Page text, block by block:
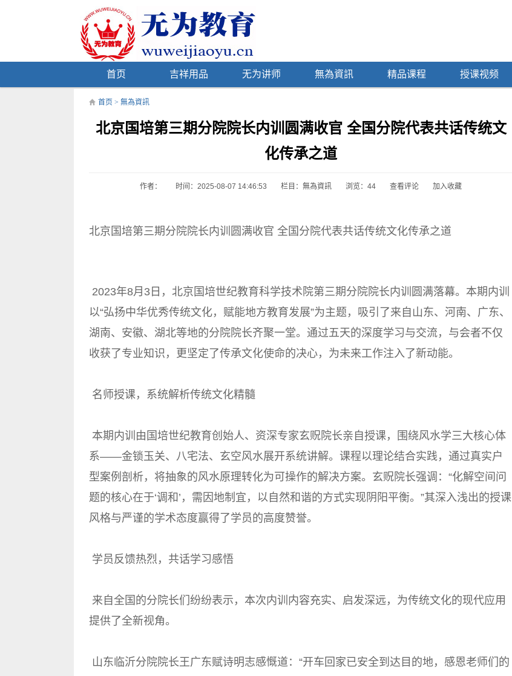
首页 吉祥用品 无为讲师 無為資訊 精品课程 授课视频
首页 > 無為資訊
北京国培第三期分院院长内训圆满收官 全国分院代表共话传统文
化传承之道
作者： 时间：2025-08-07 14:46:53 栏目： 無為資訊 浏览： 44 查看评论 加入收藏
北京国培第三期分院院长内训圆满收官 全国分院代表共话传统文化传承之道
2023年8月3日，北京国培世纪教育科学技术院第三期分院院长内训圆满落幕。本期内训
以“弘扬中华优秀传统文化，赋能地方教育发展”为主题，吸引了来自山东、河南、广东、
湖南、安徽、湖北等地的分院院长齐聚一堂。通过五天的深度学习与交流，与会者不仅
收获了专业知识，更坚定了传承文化使命的决心，为未来工作注入了新动能。
名师授课，系统解析传统文化精髓
本期内训由国培世纪教育创始人、资深专家玄贶院长亲自授课，围绕风水学三大核心体
系——金锁玉关、八宅法、玄空风水展开系统讲解。课程以理论结合实践，通过真实户
型案例剖析，将抽象的风水原理转化为可操作的解决方案。玄贶院长强调：“化解空间问
题的核心在于‘调和’，需因地制宜，以自然和谐的方式实现阴阳平衡。”其深入浅出的授课
风格与严谨的学术态度赢得了学员的高度赞誉。
学员反馈热烈，共话学习感悟
来自全国的分院长们纷纷表示，本次内训内容充实、启发深远，为传统文化的现代应用
提供了全新视角。
山东临沂分院院长王广东赋诗明志感慨道：“开车回家已安全到达目的地，感恩老师们的